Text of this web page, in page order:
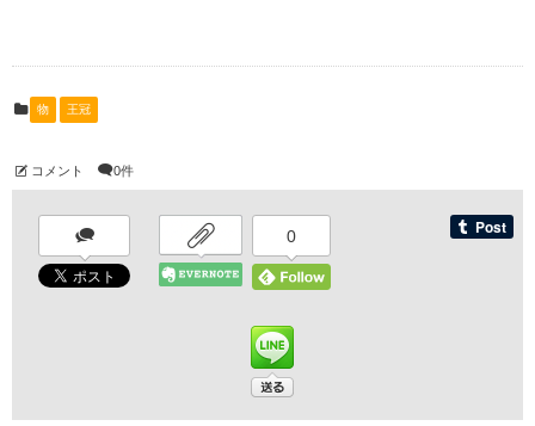
物 王冠
コメント 0件
0